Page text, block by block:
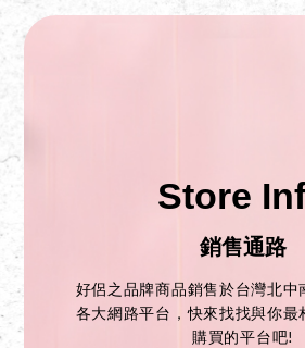
Store
銷售通路
好侶之品牌商品銷售於台灣北中
各大網路平台，快來找找與你最
購買的平台吧!